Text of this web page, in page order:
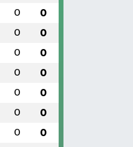
0 0
0 0
0 0
0 0
0 0
0 0
0 0